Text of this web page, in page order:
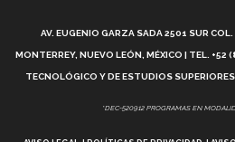
¿Cómo es el Modelo
Vida Tec: Feminismo e
AV. EUGENIO GARZA SADA 2501 SUR
MONTERREY, NUEVO LEÓN, MÉXICO | TEL.
TECNOLÓGICO Y DE ESTUDIOS
*DEC-520912 PROGRAMAS EN